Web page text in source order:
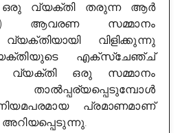
ഒരു വ്യക്തി തരുന്ന ആർ
ആവരണ സമ്മാനം
വിളിക്കുന്നു
എക്സ്ചേഞ്ച്
വ്യക്തി ഒരു സമ്മാനം
പ്രമാണമാണ്